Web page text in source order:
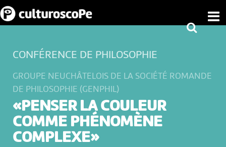
CONFÉRENCE DE PHILOSOPHIE
GROUPE NEUCHÂTELOIS DE LA SOCIÉTÉ ROMANDE
DE PHILOSOPHIE (GENPHIL)
«PENSER LA COULEUR
COMME PHÉNOMÈNE
COMPLEXE»